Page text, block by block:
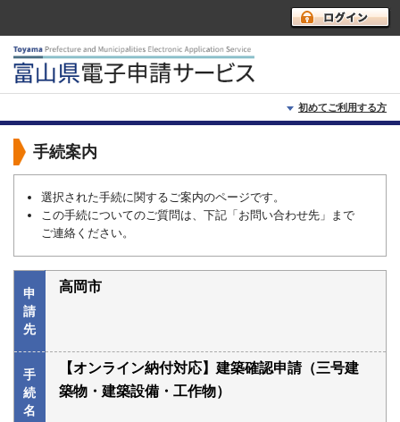
初めてご利用する方
初めて利用する方へ
利用上の注意
よくあるご質問
手続案内
選択された手続に関するご案内のページです。
この手続についてのご質問は、下記「お問い合わせ先」まで
ご連絡ください。
申
請
先
高岡市
手
続
名
【オンライン納付対応】建築確認申請（三号建
築物・建築設備・工作物）